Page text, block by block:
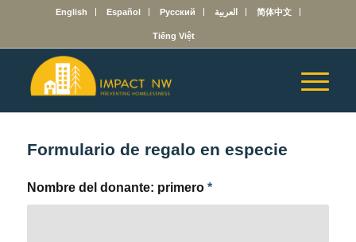
English Español Русский العربية 简体中文
Tiếng Việt
Formulario de regalo en especie
Nombre del donante: primero *